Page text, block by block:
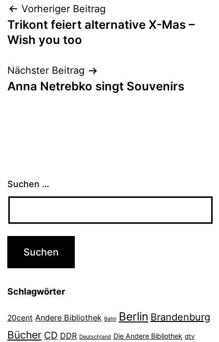
Beitragsnavigation
Vorheriger Beitrag
Trikont feiert alternative X-Mas –
Wish you too
Nächster Beitrag
Anna Netrebko singt Souvenirs
Suchen …
Schlagwörter
20cent Andere Bibliothek Bahn Berlin Brandenburg
Bücher CD DDR Deutschland Die Andere Bibliothek dtv